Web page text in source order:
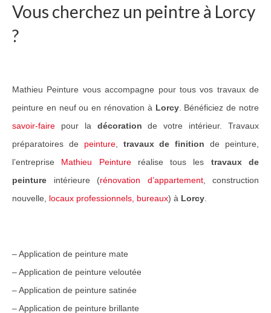
Guide Papiers peints
Peinture & revêtement
Nettoyage et peinture toiture
Réalisations Travaux
Nos travaux pour particuliers
Contact
Vous cherchez un peintre à Lorcy
?
Mathieu Peinture vous accompagne pour tous vos travaux de
peinture en neuf ou en rénovation à Lorcy. Bénéficiez de notre
savoir-faire pour la décoration de votre intérieur. Travaux
préparatoires de peinture, travaux de finition de peinture,
l’entreprise Mathieu Peintureréalise tous les travaux de
peinture intérieure (rénovation d’appartement, construction
nouvelle, locaux professionnels, bureaux) à Lorcy
– Application de peinture mate
– Application de peinture veloutée
– Application de peinture satinée
– Application de peinture brillante